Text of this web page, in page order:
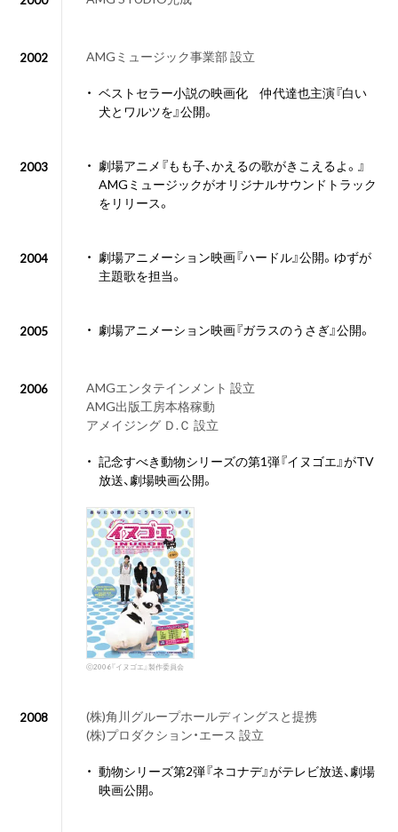
2002 AMGミュージック事業部 設立
・ ベストセラー小説の映画化 仲代達也主演『白い
犬とワルツを』公開。
2003 ・ 劇場アニメ『もも子、かえるの歌がきこえるよ。』
AMGミュージックがオリジナルサウンドトラック
をリリース。
2004 ・ 劇場アニメーション映画『ハードル』公開。ゆずが
主題歌を担当。
2005 ・ 劇場アニメーション映画『ガラスのうさぎ』公開。
2006
AMGエンタテインメント 設立
AMG出版工房本格稼動
アメイジング Ｄ.Ｃ 設立
・ 記念すべき動物シリーズの第1弾『イヌゴエ』がTV
放送、劇場映画公開。
ⓒ2006『イヌゴエ』製作委員会
2008
(株)角川グループホールディングスと提携
(株)プロダクション・エース 設立
・ 動物シリーズ第2弾『ネコナデ』がテレビ放送、劇場
映画公開。